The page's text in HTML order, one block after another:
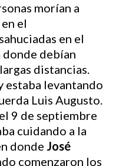
morían a
el
en el
donde debían
distancias.
estaba levantando
Luis Augusto.
9 de septiembre
cuidando a la
donde José
comenzaron los